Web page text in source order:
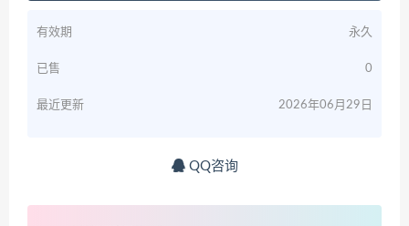
有效期 永久
已售 0
最近更新 2026年06月29日
QQ咨询